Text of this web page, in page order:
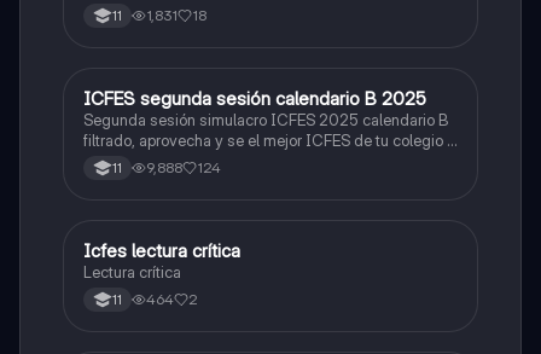
11 1,831 18
ICFES: Lectura Crítica
ICFES segunda sesión calendario B 2025
Segunda sesión simulacro ICFES 2025 calendario B
filtrado, aprovecha y se el mejor ICFES de tu colegio y
poder ingresar a universidad, y estudiar aquella
carrera con la que tanto sueñas.
11 9,888 124
Lengua Castellana
Icfes lectura crítica
Lectura crítica
11 464 2